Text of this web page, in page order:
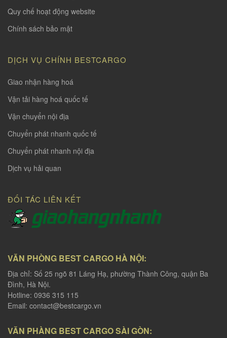
Quy chế hoạt động website
Chính sách bảo mật
DỊCH VỤ CHÍNH BESTCARGO
Giao nhận hàng hoá
Vận tải hàng hoá quốc tế
Vận chuyển nội địa
Chuyển phát nhanh quốc tế
Chuyển phát nhanh nội địa
Dịch vụ hải quan
ĐỐI TÁC LIÊN KẾT
VĂN PHÒNG BEST CARGO HÀ NỘI:
Địa chỉ: Số 25 ngõ 81 Láng Hạ, phường Thành Công, quận Ba
Đình, Hà Nội.
Hotline: 0936 315 115
Email: contact@bestcargo.vn
VĂN PHÀNG BEST CARGO SÀI GÒN: